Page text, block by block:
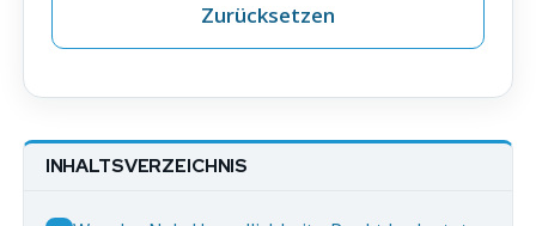
Zurücksetzen
INHALTSVERZEICHNIS